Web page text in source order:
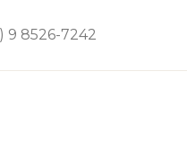
9 8526-7242